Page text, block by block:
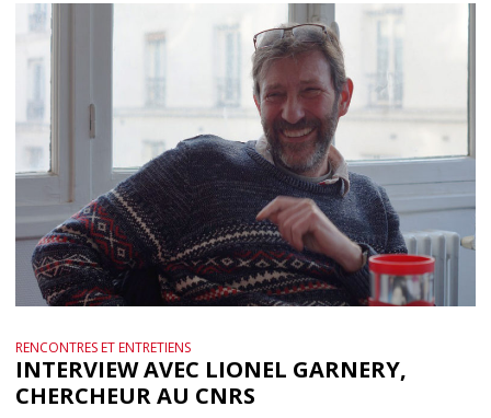
RENCONTRES ET ENTRETIENS
INTERVIEW AVEC LIONEL GARNERY,
CHERCHEUR AU CNRS